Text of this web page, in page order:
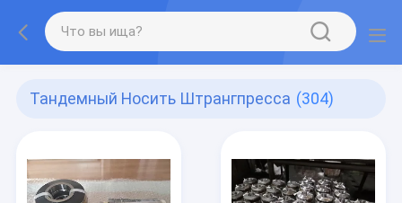
Тандемный Носить Штрангпресса (304)